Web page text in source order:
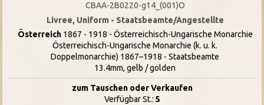
CBAA-2B0220-g14_(001)O
Livree, Uniform - Staatsbeamte/Angestellte
Österreich1867 - 1918 - Österreichisch-Ungarische Monarchie
Österreichisch-Ungarische Monarchie (k. u. k.
Doppelmonarchie) 1867–1918 - Staatsbeamte
13.4mm, gelb / golden
zum Tauschen oder Verkaufen
Verfügbar St.: 5